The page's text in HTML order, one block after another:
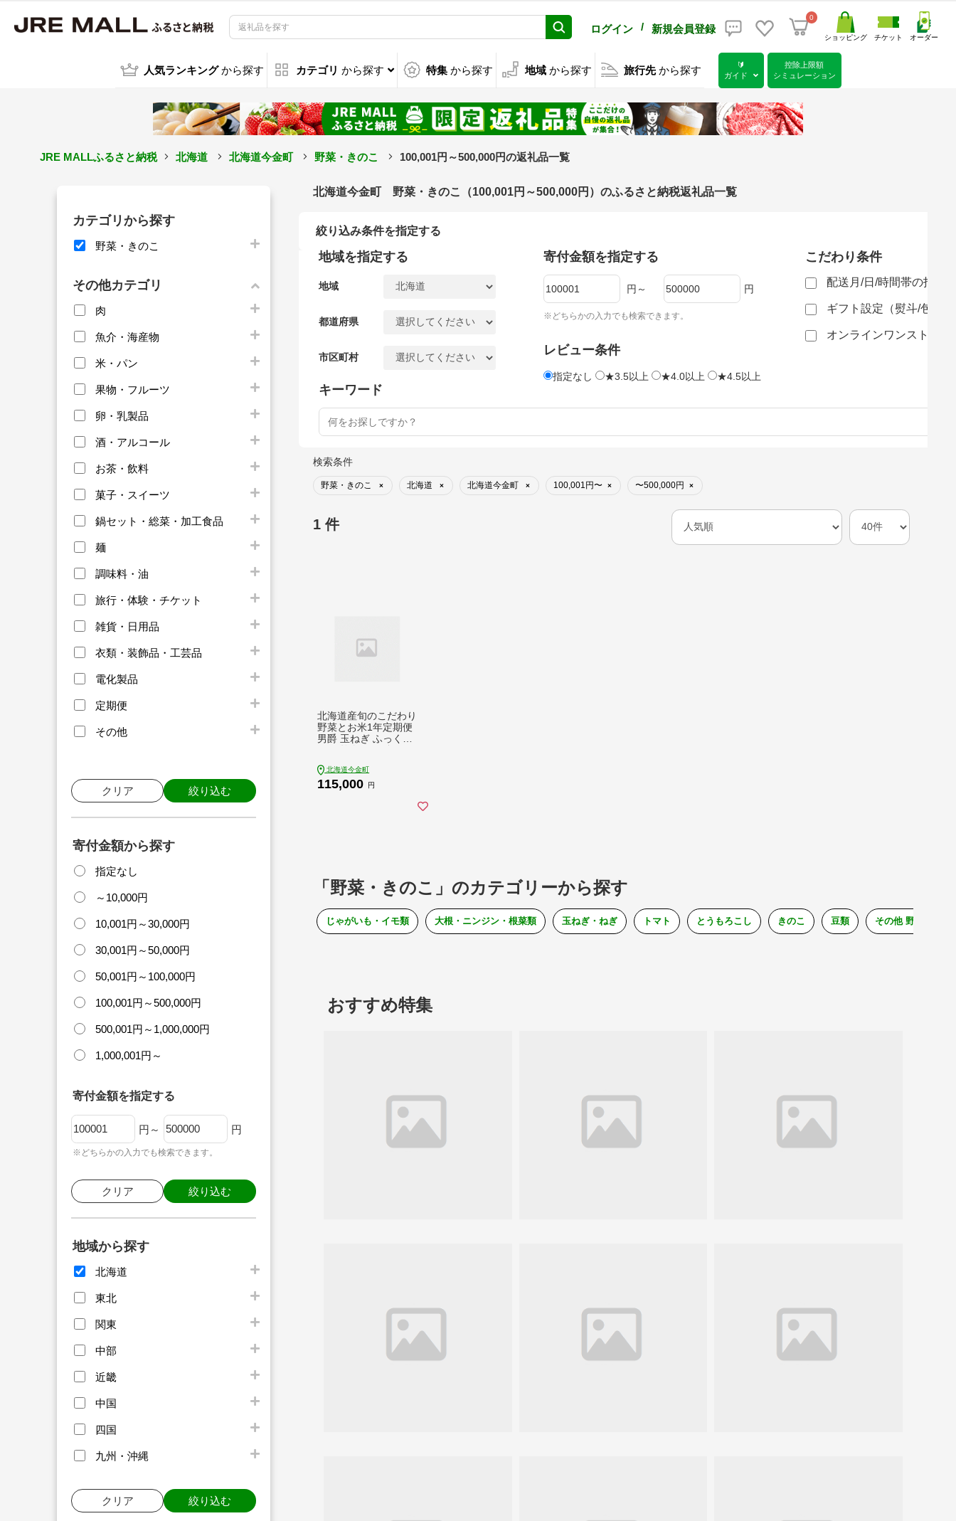
ログイン / 新規会員登録
0
ショッピング チケット オーダー
人気ランキング から探す カテゴリ から探す 特集 から探す 地域 から探す 旅行先 から探す
🔰
ガイド
控除上限額
シミュレーション
JRE MALLふるさと納税 北海道 北海道今金町 野菜・きのこ 100,001円～500,000円の返礼品一覧
カテゴリから探す
野菜・きのこ
その他カテゴリ
肉
魚介・海産物
米・パン
果物・フルーツ
卵・乳製品
酒・アルコール
お茶・飲料
菓子・スイーツ
鍋セット・総菜・加工食品
麺
調味料・油
旅行・体験・チケット
雑貨・日用品
衣類・装飾品・工芸品
電化製品
定期便
その他
クリア 絞り込む
寄付金額から探す
指定なし
～10,000円
10,001円～30,000円
30,001円～50,000円
50,001円～100,000円
100,001円～500,000円
500,001円～1,000,000円
1,000,001円～
寄付金額を指定する
円～ 円
※どちらかの入力でも検索できます。
クリア 絞り込む
地域から探す
北海道
東北
関東
中部
近畿
中国
四国
九州・沖縄
クリア 絞り込む
北海道今金町 野菜・きのこ（100,001円～500,000円）のふるさと納税返礼品一覧
絞り込み条件を指定する
地域を指定する
地域
都道府県
市区町村
寄付金額を指定する
円～ 円
※どちらかの入力でも検索できます。
レビュー条件
指定なし ★3.5以上 ★4.0以上 ★4.5以上
こだわり条件
配送月/日/時間帯の指定
ギフト設定（熨斗/包装
オンラインワンストップ
キーワード
検索条件
野菜・きのこ × 北海道 × 北海道今金町 × 100,001円〜 × 〜500,000円 ×
1 件
北海道産旬のこだわり
野菜とお米1年定期便
男爵 玉ねぎ ふっくり
トマト ブロッコリー
野菜 米 旬 F21X-490
北海道今金町
115,000 円
「野菜・きのこ」のカテゴリーから探す
じゃがいも・イモ類 大根・ニンジン・根菜類 玉ねぎ・ねぎ トマト とうもろこし きのこ 豆類 その他 野菜
おすすめ特集